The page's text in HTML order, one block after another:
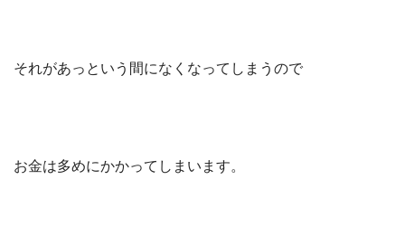
それがあっという間になくなってしまうので
お金は多めにかかってしまいます。